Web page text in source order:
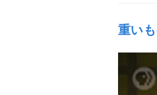
重い